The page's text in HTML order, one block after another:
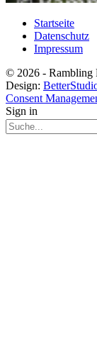
Startseite
Datenschutz
Impressum
© 2026 - Rambling
Design:
Consent
Sign in